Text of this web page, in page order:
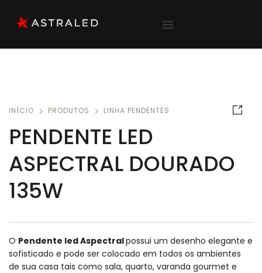
INÍCIO PRODUTOS LINHA PENDENTES
PENDENTE LED
ASPECTRAL DOURADO
135W
O Pendente led Aspectralpossui um desenho elegante e
sofisticado e pode ser colocado em todos os ambientes
de sua casa tais como sala, quarto, varanda gourmet e